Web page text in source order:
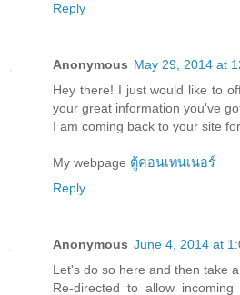
Reply
Anonymous May 29, 2014 at
Hey there! I just would like to
your great information you've
I am coming back to your site
My webpage ตู้คอนเทนเนอร์
Reply
Anonymous June 4, 2014 at
Let's do so here and then take
Re-directed to allow